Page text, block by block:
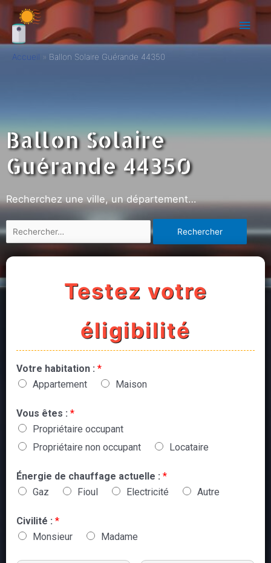
Accueil Ballon Solaire Guérande 44350
Ballon Solaire
Guérande 44350
Recherchez une ville, un département…
Testez votre
éligibilité
Votre habitation : *
Appartement
Maison
Vous êtes : *
Propriétaire occupant
Propriétaire non occupant
Locataire
Énergie de chauffage actuelle : *
Gaz
Fioul Electricité Autre
Civilité : *
Monsieur
Madame